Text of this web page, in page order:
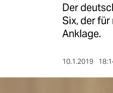
Der
Six, der
Anklage.
10.1.2019